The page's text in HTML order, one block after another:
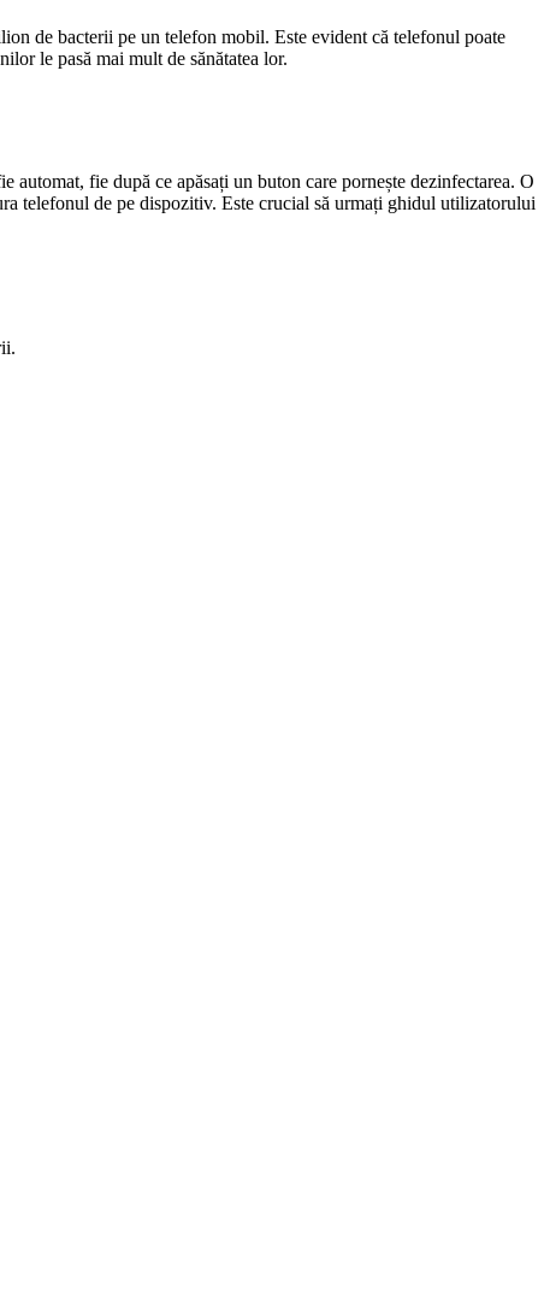
de bacterii pe un telefon mobil. Este evident că telefonul poate
le pasă mai mult de sănătatea lor.
fie după ce apăsați un buton care pornește dezinfectarea. O
telefonul de pe dispozitiv. Este crucial să urmați ghidul utilizatorului